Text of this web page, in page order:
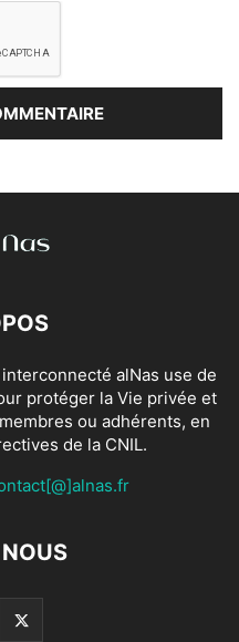
alNas use de
protéger la Vie privée et
ou adhérents, en
de la CNIL.